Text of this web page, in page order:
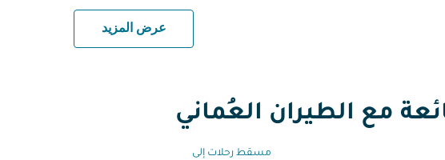
عرض المزيد
مع الطيران العُماني
مسقط رحلات إلى